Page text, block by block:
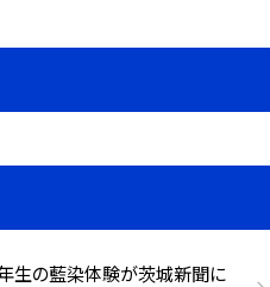
生の藍染体験が茨城新聞に